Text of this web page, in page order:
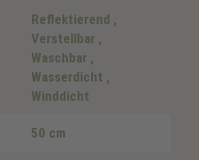
Reflektierend ,
Verstellbar ,
Waschbar ,
Wasserdicht ,
Winddicht
50 cm